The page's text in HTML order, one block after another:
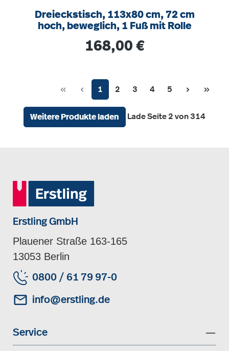
Dreieckstisch, 113x80 cm, 72 cm
hoch, beweglich, 1 Fuß mit Rolle
Regulärer Preis:
168,00 €
Seite
1 Seite
2 Seite
3 Seite
4 Seite
5
Weitere Produkte laden Lade Seite 2 von 314
Erstling GmbH
Plauener Straße 163-165
13053 Berlin
0800 / 61 79 97-0
info@erstling.de
Service